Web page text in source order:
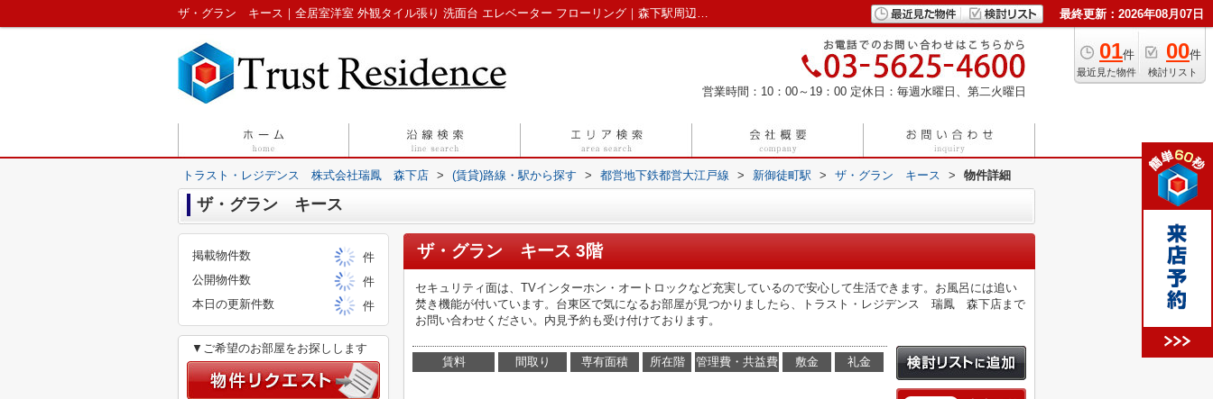
ザ・グラン キース｜全居室洋室 外観タイル張り 洗面台 エレベーター フローリング｜森下駅周辺の賃貸はトラスト・レジデンス 株式会社瑞鳳 森下店 最終更新：2026年08月07日
01件
最近見た物件
00件
検討リスト
営業時間：10：00～19：00 定休日：毎週水曜日、第二火曜日
トラスト・レジデンス 株式会社瑞鳳 森下店 > (賃貸)路線・駅から探す > 都営地下鉄都営大江戸線 > 新御徒町駅 > ザ・グラン キース > 物件詳細
ザ・グラン キース
ザ・グラン キース 3階
セキュリティ面は、TVインターホン・オートロックなど充実しているので安心して生活できます。お風呂には追い
焚き機能が付いています。台東区で気になるお部屋が見つかりましたら、トラスト・レジデンス 瑞鳳 森下店まで
お問い合わせください。内見予約も受け付けております。
賃料 間取り 専有面積 所在階 管理費・共益費 敷金 礼金
掲載物件数
件
公開物件数
件
本日の更新件数
件
▼ご希望のお部屋をお探しします